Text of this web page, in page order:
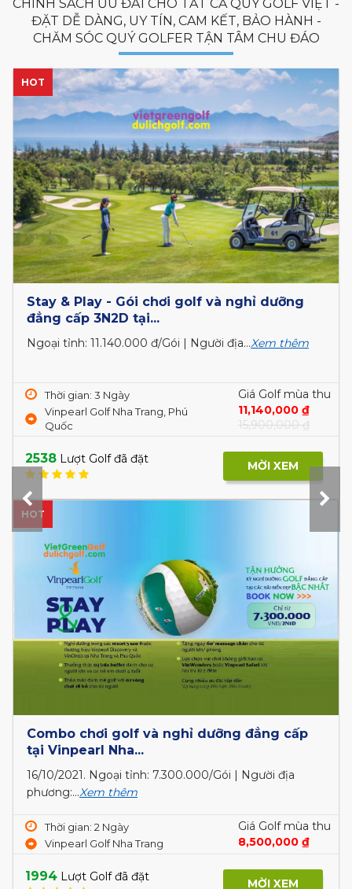
CHÍNH SÁCH ƯU ĐÃI CHO TẤT CẢ QUÝ GOLF VIỆT -
ĐẶT DỄ DÀNG, UY TÍN, CAM KẾT, BẢO HÀNH -
CHĂM SÓC QUÝ GOLFER TẬN TÂM CHU ĐÁO
HOT
Stay & Play - Gói chơi golf và nghỉ dưỡng
đẳng cấp 3N2D tại...
Ngoại tỉnh: 11.140.000 đ/Gói | Người địa...Xem thêm
Thời gian: 3 Ngày
Vinpearl Golf Nha Trang, Phú
Quốc
Giá Golf mùa thu
11,140,000 ₫
15,900,000 ₫
2538 Lượt Golf đã đặt MỜI XEM
HOT
Combo chơi golf và nghỉ dưỡng đẳng cấp
tại Vinpearl Nha...
16/10/2021 . Ngoại tỉnh: 7.300.000/Gói | Người địa
phương:...Xem thêm
Thời gian: 2 Ngày
Vinpearl Golf Nha Trang
Giá Golf mùa thu
8,500,000 ₫
1994 Lượt Golf đã đặt MỜI XEM